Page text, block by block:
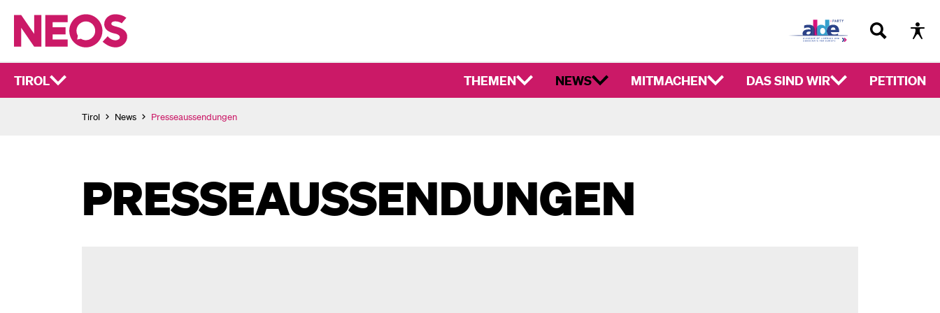
TIROL THEMEN NEWS MITMACHEN DAS SIND WIR PETITION
Tirol News Presseaussendungen
PRESSEAUSSENDUNGEN